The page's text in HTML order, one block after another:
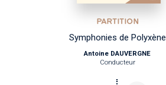
PARTITION
Symphonies de Polyxène
Antoine DAUVERGNE
Conducteur